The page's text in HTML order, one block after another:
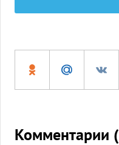
Комментарии (